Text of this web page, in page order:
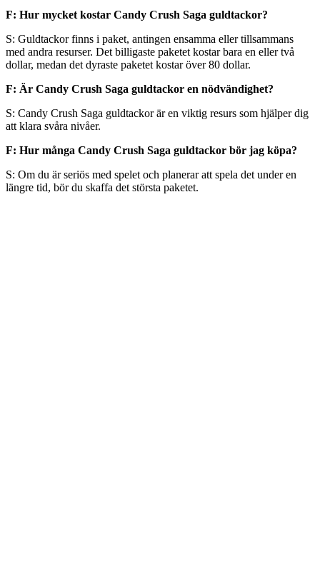
F: Hur mycket kostar Candy Crush Saga guldtackor?
S: Guldtackor finns i paket, antingen ensamma eller tillsammans
med andra resurser. Det billigaste paketet kostar bara en eller två
dollar, medan det dyraste paketet kostar över 80 dollar.
F: Är Candy Crush Saga guldtackor en nödvändighet?
S: Candy Crush Saga guldtackor är en viktig resurs som hjälper dig
att klara svåra nivåer.
F: Hur många Candy Crush Saga guldtackor bör jag köpa?
S: Om du är seriös med spelet och planerar att spela det under en
längre tid, bör du skaffa det största paketet.